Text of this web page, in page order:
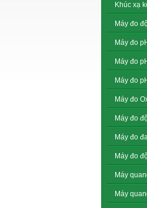
Khúc xạ
Máy đo
Máy đo
Máy đo
Máy đo
Máy đo
Máy đo
Máy đo
Máy đo
Máy
Máy